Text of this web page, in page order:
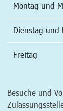
Montag und
Dienstag und
Freitag
Besuche und